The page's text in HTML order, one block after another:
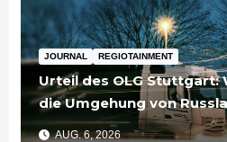
JOURNAL REGIOTAINMENT
Urteil des OLG Stuttgart:
die Umgehung von
Unternehmen bedeutet
AUG. 6, 2026